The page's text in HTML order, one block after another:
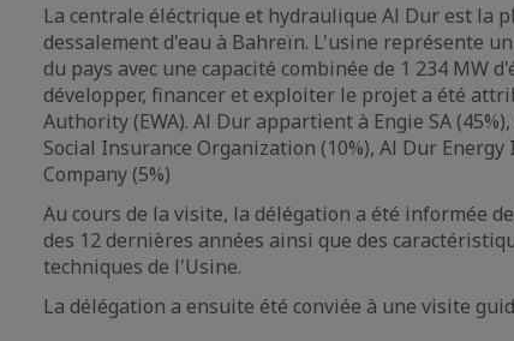
La centrale éléctrique et hydraulique Al Dur est la
dessalement d'eau à Bahreïn. L'usine représente
du pays avec une capacité combinée de 1 234 MW
développer, financer et exploiter le projet a été
Authority (EWA). Al Dur appartient à Engie SA
Social Insurance Organization (10%), Al Dur
Company (5%)
Au cours de la visite, la délégation a été informée
des 12 dernières années ainsi que des
techniques de l'Usine.
La délégation a ensuite été conviée à une visite